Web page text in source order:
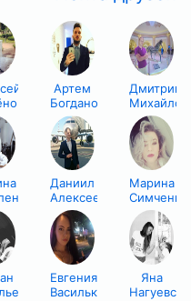
Артем
Богданов
Дмитрий
Михайлов
Даниил
Алексеев
Марина
Симченко
Евгения
Василькова
Яна
Нагуевская